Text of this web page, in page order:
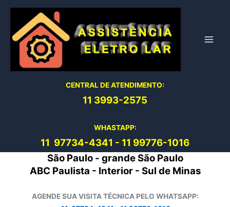
conteúdo
CENTRAL DE ATENDIMENTO:
11 3993-2575
WHASTAPP:
11 97734-4341 - 11 99776-1016
São Paulo - grande São Paulo
ABC Paulista - Interior - Sul de Minas
AGENDE SUA VISITA TÉCNICA PELO WHATSAPP: